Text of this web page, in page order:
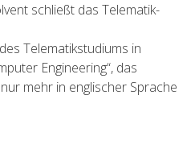
schließt das Telematik-
Telematikstudiums in
Engineering“, das
mehr in englischer Sprache